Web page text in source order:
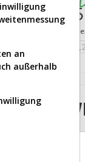
Echtzeit-
|
an
außerhalb